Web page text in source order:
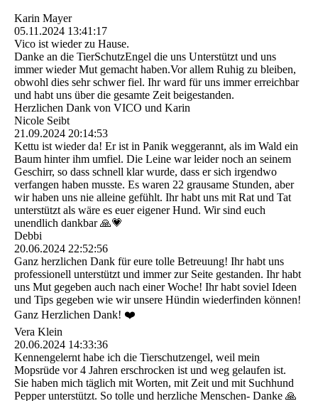
Karin Mayer
05.11.2024 13:41:17
Vico ist wieder zu Hause.
Danke an die TierSchutzEngel die uns Unterstützt und uns
immer wieder Mut gemacht haben.Vor allem Ruhig zu bleiben,
obwohl dies sehr schwer fiel. Ihr ward für uns immer erreichbar
und habt uns über die gesamte Zeit beigestanden.
Herzlichen Dank von VICO und Karin
Nicole Seibt
21.09.2024 20:14:53
Kettu ist wieder da! Er ist in Panik weggerannt, als im Wald ein
Baum hinter ihm umfiel. Die Leine war leider noch an seinem
Geschirr, so dass schnell klar wurde, dass er sich irgendwo
verfangen haben musste. Es waren 22 grausame Stunden, aber
wir haben uns nie alleine gefühlt. Ihr habt uns mit Rat und Tat
unterstützt als wäre es euer eigener Hund. Wir sind euch
unendlich dankbar 🙏💗
Debbi
20.06.2024 22:52:56
Ganz herzlichen Dank für eure tolle Betreuung! Ihr habt uns
professionell unterstützt und immer zur Seite gestanden. Ihr habt
uns Mut gegeben auch nach einer Woche! Ihr habt soviel Ideen
und Tips gegeben wie wir unsere Hündin wiederfinden können!
Ganz Herzlichen Dank! ❤️
Vera Klein
20.06.2024 14:33:36
Kennengelernt habe ich die Tierschutzengel, weil mein
Mopsrüde vor 4 Jahren erschrocken ist und weg gelaufen ist.
Sie haben mich täglich mit Worten, mit Zeit und mit Suchhund
Pepper unterstützt. So tolle und herzliche Menschen- Danke 🙏